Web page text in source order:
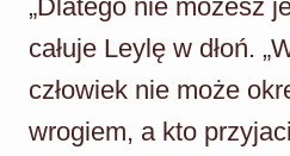
„Dlatego nie możesz
całuje Leylę w dłoń.
człowiek nie może
wrogiem, a kto